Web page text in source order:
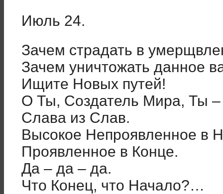
Июль 24.
Зачем страдать в
Зачем уничтожать данное
Ищите Новых путей!
О Ты, Создатель Мира, Ты
Слава из Слав.
Высокое Непроявленное в
Проявленное в Конце.
Да – да – да.
Что Конец, что Начало?…